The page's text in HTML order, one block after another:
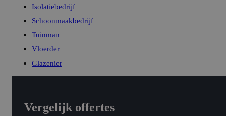
Isolatiebedrijf
Schoonmaakbedrijf
Tuinman
Vloerder
Glazenier
Vergelijk offertes